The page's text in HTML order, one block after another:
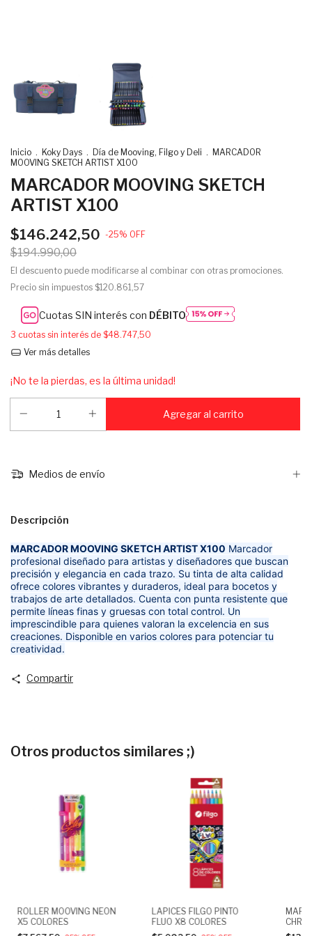
Inicio . Koky Days . Día de Mooving, Filgo y Deli . MARCADOR
MOOVING SKETCH ARTIST X100
MARCADOR MOOVING SKETCH
ARTIST X100
$146.242,50 -25% OFF
$194.990,00
El descuento puede modificarse al combinar con otras promociones.
Precio sin impuestos $120.861,57
Cuotas SIN interés con DÉBITO
3 cuotas sin interés de $48.747,50
Ver más detalles
¡No te la pierdas, es la última unidad!
Medios de envío
Descripción
MARCADOR MOOVING SKETCH ARTIST X100 Marcador
profesional diseñado para artistas y diseñadores que buscan
precisión y elegancia en cada trazo. Su tinta de alta calidad
ofrece colores vibrantes y duraderos, ideal para bocetos y
trabajos de arte detallados. Cuenta con punta resistente que
permite líneas finas y gruesas con total control. Un
imprescindible para quienes valoran la excelencia en sus
creaciones. Disponible en varios colores para potenciar tu
creatividad.
Compartir
Otros productos similares ;)
ROLLER MOOVING NEON
X5 COLORES
LAPICES FILGO PINTO
FLUO X8 COLORES